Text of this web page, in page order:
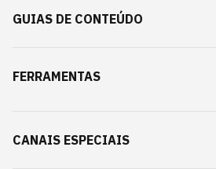
GUIAS DE CONTEÚDO
FERRAMENTAS
CANAIS ESPECIAIS